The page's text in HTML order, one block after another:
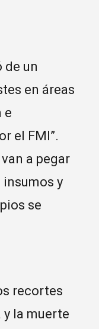
de un
en áreas
e
el FMI”.
a pegar
y
se
recortes
la muerte